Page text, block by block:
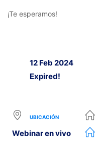
¡Te esperamos!
12 Feb 2024
Expired!
UBICACIÓN
Webinar en vivo